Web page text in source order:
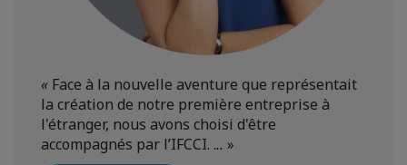
« Face à la nouvelle aventure que représentait
la création de notre première entreprise à
l'étranger, nous avons choisi d'être
accompagnés par l’IFCCI. ... »